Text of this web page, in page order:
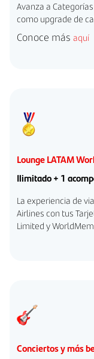
Avanza a
como upgrade de
Conoce más aquí
Lounge LATAM
Ilimitado + 1
La experiencia de
Airlines con tus
Limited y
Conciertos y más